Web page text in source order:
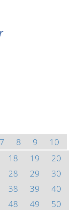
7 8 9
10
18 19
20
28 29
30
38 39
40
48 49
50